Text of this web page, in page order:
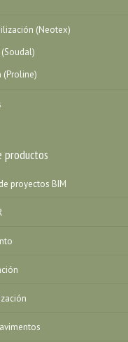
(Neotex)
(Proline)
productos
proyectos BIM